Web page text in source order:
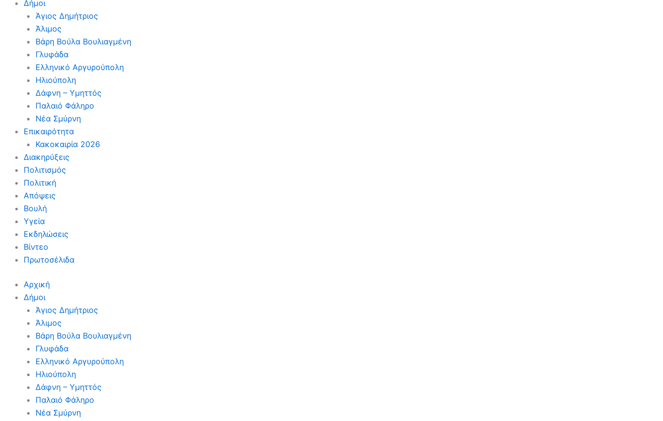
Δήμοι
Άγιος Δημήτριος
Άλιμος
Βάρη Βούλα Βουλιαγμένη
Γλυφάδα
Ελληνικό Αργυρούπολη
Ηλιούπολη
Δάφνη – Υμηττός
Παλαιό Φάληρο
Νέα Σμύρνη
Επικαιρότητα
Κακοκαιρία 2026
Διακηρύξεις
Πολιτισμός
Πολιτική
Απόψεις
Βουλή
Υγεία
Εκδηλώσεις
Βίντεο
Πρωτοσέλιδα
Αρχική
Δήμοι
Άγιος Δημήτριος
Άλιμος
Βάρη Βούλα Βουλιαγμένη
Γλυφάδα
Ελληνικό Αργυρούπολη
Ηλιούπολη
Δάφνη – Υμηττός
Παλαιό Φάληρο
Νέα Σμύρνη